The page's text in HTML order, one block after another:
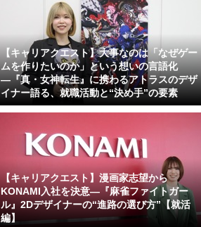
【キャリアクエスト】大事なのは「なぜゲー
ムを作りたいのか」という想いの言語化
―『真・女神転生』に携わるアトラスのデザ
イナー語る、就職活動と“決め手”の要素
【キャリアクエスト】漫画家志望から
KONAMI入社を決意―『麻雀ファイトガー
ル』2Dデザイナーの“進路の選び方”【就活
編】